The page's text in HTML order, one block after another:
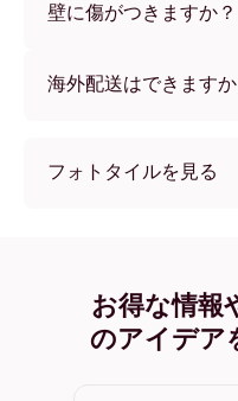
をつけないため、賃貸の
壁に傷がつきますか？
海外配送はできますか
フォトタイルを見る
オーク フォトタイル
ワイド ブラック フォ
ワイド ホワイト フォ
お得な情報
のアイデア